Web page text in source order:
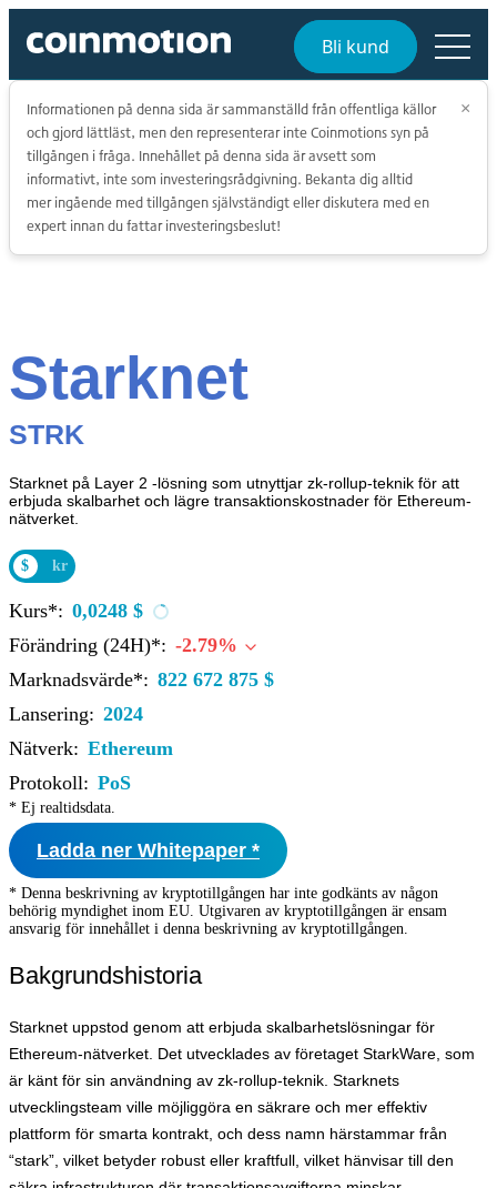
Bli kund
Informationen på denna sida är sammanställd från offentliga källor
och gjord lättläst, men den representerar inte Coinmotions syn på
tillgången i fråga. Innehållet på denna sida är avsett som
informativt, inte som investeringsrådgivning. Bekanta dig alltid
mer ingående med tillgången självständigt eller diskutera med en
expert innan du fattar investeringsbeslut!
×
Starknet
STRK
Starknet på Layer 2 -lösning som utnyttjar zk-rollup-teknik för att
erbjuda skalbarhet och lägre transaktionskostnader för Ethereum-
nätverket.
$ kr
Kurs*: 0,0248 $
Förändring (24H)*: -2.79%
Marknadsvärde*: 822 672 875 $
Lansering: 2024
Nätverk: Ethereum
Protokoll: PoS
* Ej realtidsdata.
Ladda ner Whitepaper *
* Denna beskrivning av kryptotillgången har inte godkänts av någon
behörig myndighet inom EU. Utgivaren av kryptotillgången är ensam
ansvarig för innehållet i denna beskrivning av kryptotillgången.
Bakgrundshistoria
Starknet uppstod genom att erbjuda skalbarhetslösningar för
Ethereum-nätverket. Det utvecklades av företaget StarkWare, som
är känt för sin användning av zk-rollup-teknik. Starknets
utvecklingsteam ville möjliggöra en säkrare och mer effektiv
plattform för smarta kontrakt, och dess namn härstammar från
“stark”, vilket betyder robust eller kraftfull, vilket hänvisar till den